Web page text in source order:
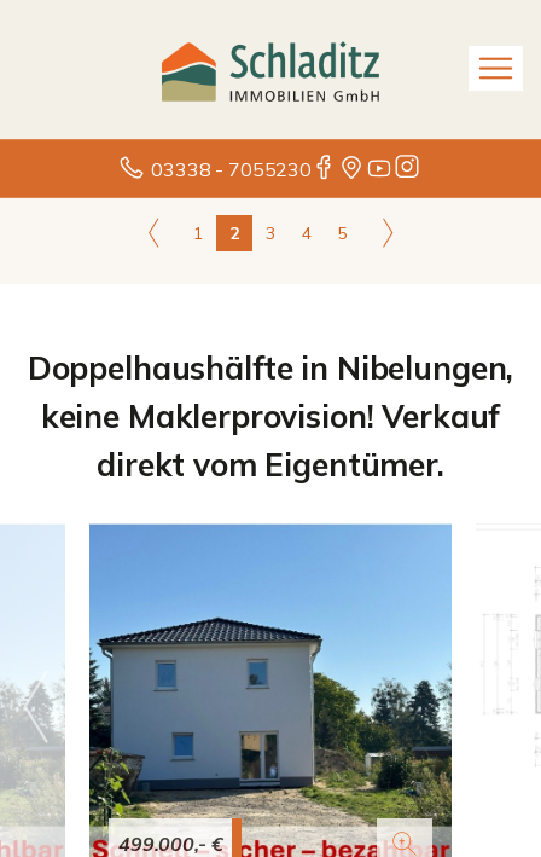
03338 - 7055230
1 2 3 4 5
Doppelhaushälfte in Nibelungen,
keine Maklerprovision! Verkauf
direkt vom Eigentümer.
499.000,- €